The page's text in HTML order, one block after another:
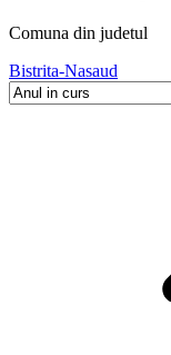
Comuna din judetul
Bistrita-Nasaud